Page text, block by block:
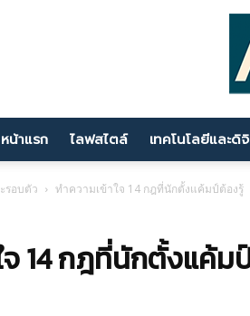
หน้าแรก ไลฟสไตล์ เทคโนโลยีและดิ
รอบตัว ทำความเข้าใจ 14 กฎที่นักตั้งแค้มป์ต้องรู้
จ 14 กฎที่นักตั้งแค้